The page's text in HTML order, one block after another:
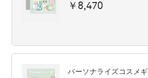
￥8,470
パーソナライズコスメギ